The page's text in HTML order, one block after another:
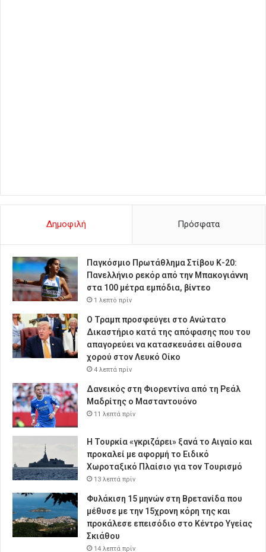
Δημοφιλή Πρόσφατα
Παγκόσμιο Πρωτάθλημα Στίβου Κ-20:
Πανελλήνιο ρεκόρ από την Μπακογιάννη
στα 100 μέτρα εμπόδια, βίντεο
1 λεπτό πρίν
Ο Τραμπ προσφεύγει στο Ανώτατο
Δικαστήριο κατά της απόφασης που του
απαγορεύει να κατασκευάσει αίθουσα
χορού στον Λευκό Οίκο
4 λεπτά πρίν
Δανεικός στη Φιορεντίνα από τη Ρεάλ
Μαδρίτης ο Μασταντουόνο
11 λεπτά πρίν
Η Τουρκία «γκριζάρει» ξανά το Αιγαίο και
προκαλεί με αφορμή το Ειδικό
Χωροταξικό Πλαίσιο για τον Τουρισμό
13 λεπτά πρίν
Φυλάκιση 15 μηνών στη Βρετανίδα που
μέθυσε με την 15χρονη κόρη της και
προκάλεσε επεισόδιο στο Κέντρο Υγείας
Σκιάθου
14 λεπτά πρίν